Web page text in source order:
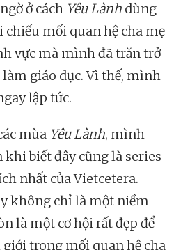
ở cách Yêu Lành dùng
chiếu mối quan hệ cha mẹ
vực mà mình đã trăn trở
làm giáo dục. Vì thế, mình
lập tức.
mùa Yêu Lành, mình
khi biết đây cũng là series
nhất của Vietcetera.
không chỉ là một niềm
là một cơ hội rất đẹp để
giới trong mối quan hệ cha